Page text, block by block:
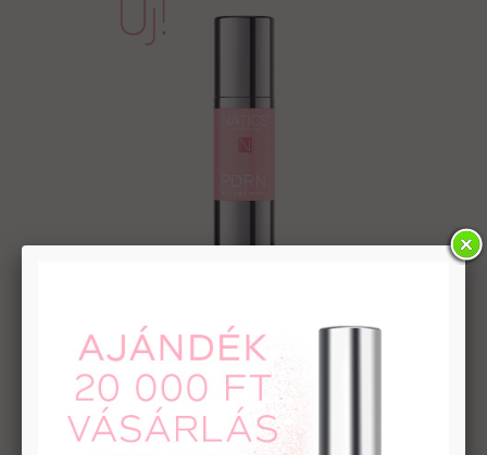
ACTIVE DNA - LONGEVITY
Bőrfiatalító krémgél
8 990 Ft
kosárba